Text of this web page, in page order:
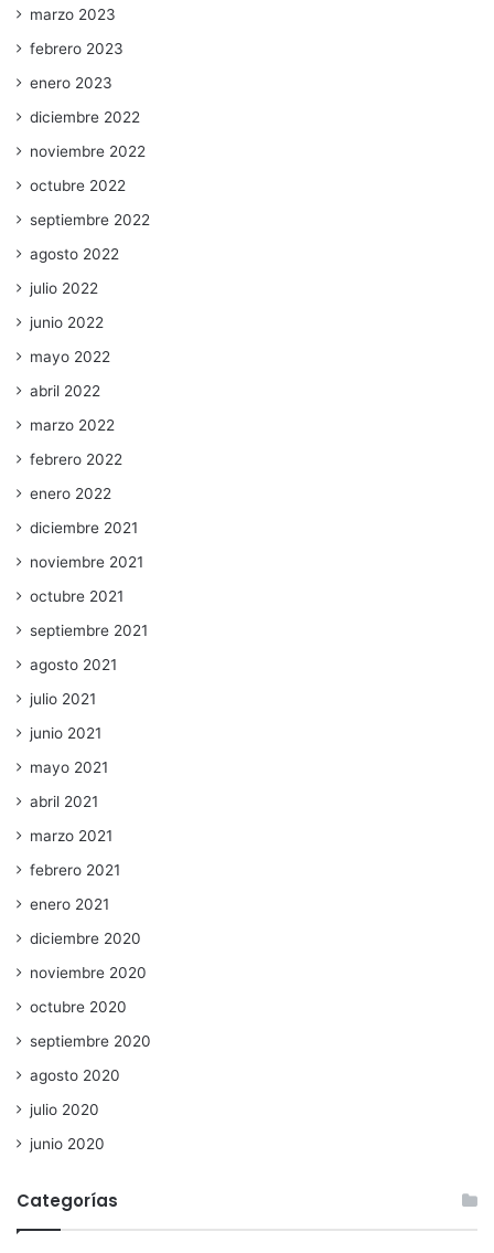
marzo 2023
febrero 2023
enero 2023
diciembre 2022
noviembre 2022
octubre 2022
septiembre 2022
agosto 2022
julio 2022
junio 2022
mayo 2022
abril 2022
marzo 2022
febrero 2022
enero 2022
diciembre 2021
noviembre 2021
octubre 2021
septiembre 2021
agosto 2021
julio 2021
junio 2021
mayo 2021
abril 2021
marzo 2021
febrero 2021
enero 2021
diciembre 2020
noviembre 2020
octubre 2020
septiembre 2020
agosto 2020
julio 2020
junio 2020
Categorías